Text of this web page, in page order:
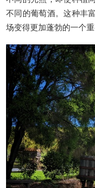
不同的葡萄酒。这种丰
场变得更加蓬勃的一个重